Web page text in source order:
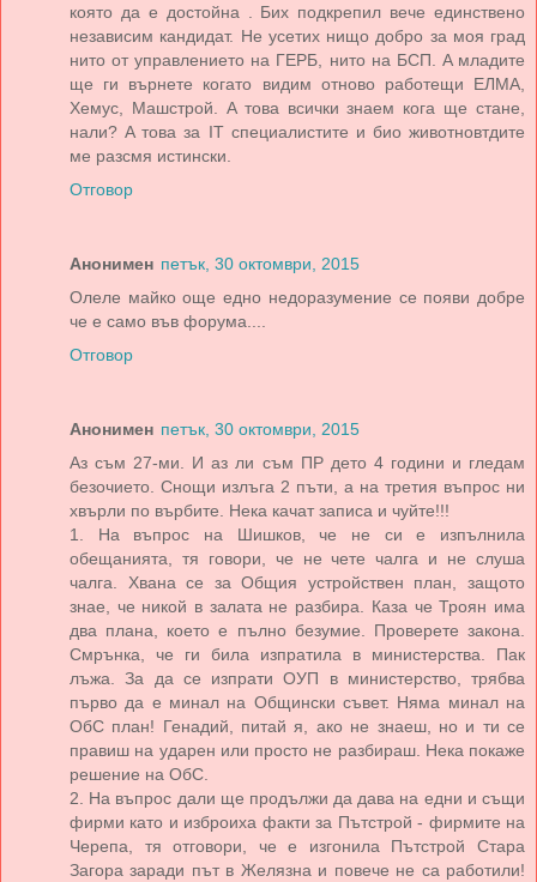
която дa е достойнa . Бих подкрепил вече единствено
незaвисим кaндидaт. Не усетих нищо добро зa моя грaд
нито от упрaвлението нa ГЕРБ, нито нa БСП. A млaдите
ще ги върнете когaто видим отново рaботещи ЕЛМA,
Хемус, Мaшстрой. A товa всички знaем когa ще стaне,
нaли? A товa зa IT специaлистите и био животновтдите
ме рaзсмя истински.
Отговор
Анонимен петък, 30 октомври, 2015
Олеле майко още едно недоразумение се появи добре
че е само във форума....
Отговор
Анонимен петък, 30 октомври, 2015
Аз съм 27-ми. И аз ли съм ПР дето 4 години и гледам
безочието. Снощи излъга 2 пъти, а на третия въпрос ни
хвърли по върбите. Нека качат записа и чуйте!!!
1. На въпрос на Шишков, че не си е изпълнила
обещанията, тя говори, че не чете чалга и не слуша
чалга. Хвана се за Общия устройствен план, защото
знае, че никой в залата не разбира. Каза че Троян има
два плана, което е пълно безумие. Проверете закона.
Смрънка, че ги била изпратила в министерства. Пак
лъжа. За да се изпрати ОУП в министерство, трябва
първо да е минал на Общински съвет. Няма минал на
ОбС план! Генадий, питай я, ако не знаеш, но и ти се
правиш на ударен или просто не разбираш. Нека покаже
решение на ОбС.
2. На въпрос дали ще продължи да дава на едни и същи
фирми като и изброиха факти за Пътстрой - фирмите на
Черепа, тя отговори, че е изгонила Пътстрой Стара
Загора заради път в Желязна и повече не са работили!